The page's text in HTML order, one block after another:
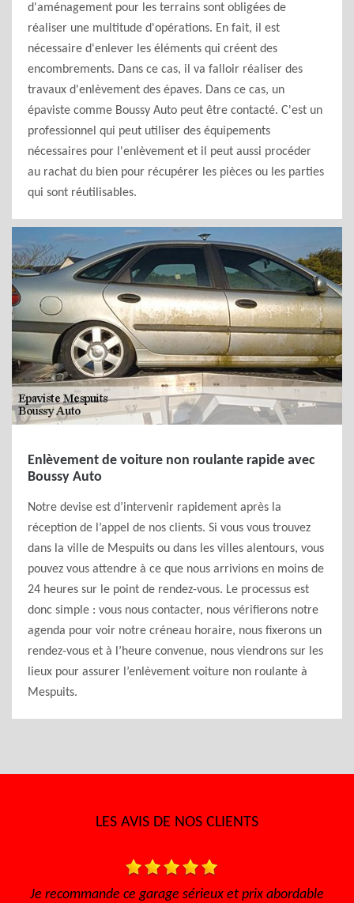
d'aménagement pour les terrains sont obligées de
réaliser une multitude d'opérations. En fait, il est
nécessaire d'enlever les éléments qui créent des
encombrements. Dans ce cas, il va falloir réaliser des
travaux d'enlèvement des épaves. Dans ce cas, un
épaviste comme Boussy Auto peut être contacté. C'est un
professionnel qui peut utiliser des équipements
nécessaires pour l'enlèvement et il peut aussi procéder
au rachat du bien pour récupérer les pièces ou les parties
qui sont réutilisables.
Enlèvement de voiture non roulante rapide avec
Boussy Auto
Notre devise est d’intervenir rapidement après la
réception de l’appel de nos clients. Si vous vous trouvez
dans la ville de Mespuits ou dans les villes alentours, vous
pouvez vous attendre à ce que nous arrivions en moins de
24 heures sur le point de rendez-vous. Le processus est
donc simple : vous nous contacter, nous vérifierons notre
agenda pour voir notre créneau horaire, nous fixerons un
rendez-vous et à l’heure convenue, nous viendrons sur les
lieux pour assurer l’enlèvement voiture non roulante à
Mespuits.
LES AVIS DE NOS CLIENTS
Très bon accueil Des gens consciencieux et